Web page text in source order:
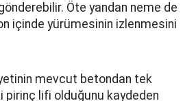
Öte yandan neme de
içinde yürümesinin izlenmesini
mevcut betondan tek
pirinç lifi olduğunu kaydeden